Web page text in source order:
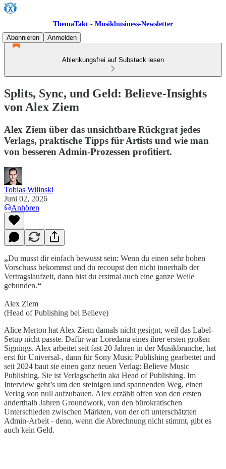
ThemaTakt - Musikbusiness-Newsletter
Abonnieren
Anmelden
Ablenkungsfrei auf Substack lesen
Splits, Sync, und Geld: Believe-Insights
von Alex Ziem
Alex Ziem über das unsichtbare Rückgrat jedes
Verlags, praktische Tipps für Artists und wie man
von besseren Admin-Prozessen profitiert.
Tobias Wilinski
Juni 02, 2026
Anhören
„Du musst dir einfach bewusst sein: Wenn du einen sehr hohen
Vorschuss bekommst und du recoupst den nicht innerhalb der
Vertragslaufzeit, dann bist du erstmal auch eine ganze Weile
gebunden.“
Alex Ziem
(Head of Publishing bei Believe)
Alice Merton hat Alex Ziem damals nicht gesignt, weil das Label-
Setup nicht passte. Dafür war Loredana eines ihrer ersten großen
Signings. Alex arbeitet seit fast 20 Jahren in der Musikbranche, hat
erst für Universal-, dann für Sony Music Publishing gearbeitet und
seit 2024 baut sie einen ganz neuen Verlag: Believe Music
Publishing. Sie ist Verlagschefin aka Head of Publishing. Im
Interview geht’s um den steinigen und spannenden Weg, einen
Verlag von null aufzubauen. Alex erzählt offen von den ersten
anderthalb Jahren Groundwork, von den bürokratischen
Unterschieden zwischen Märkten, von der oft unterschätzten
Admin-Arbeit - denn, wenn die Abrechnung nicht stimmt, gibt es
auch kein Geld.